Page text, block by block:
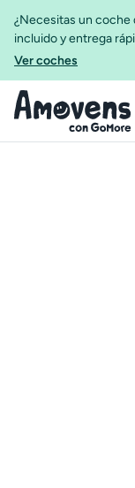
¿Necesitas un coche
incluido y entrega
Ver coches